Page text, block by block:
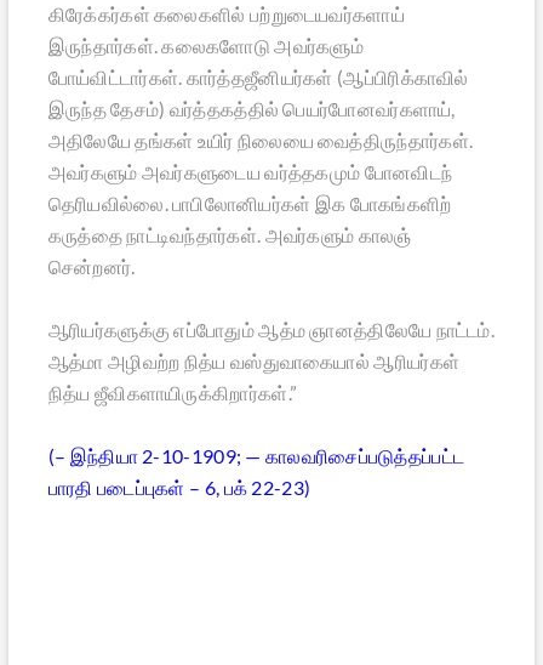
கிரேக்கர்கள் கலைகளில் பற்றுடையவர்களாய்
இருந்தார்கள். கலைகளோடு அவர்களும்
போய்விட்டார்கள். கார்த்தஜீனியர்கள் (ஆப்பிரிக்காவில்
இருந்த தேசம்) வர்த்தகத்தில் பெயர்போனவர்களாய்,
அதிலேயே தங்கள் உயிர் நிலையை வைத்திருந்தார்கள்.
அவர்களும் அவர்களுடைய வர்த்தகமும் போனவிடந்
தெரியவில்லை. பாபிலோனியர்கள் இக போகங்களிற்
கருத்தை நாட்டிவந்தார்கள். அவர்களும் காலஞ்
சென்றனர்.
ஆரியர்களுக்கு எப்போதும் ஆத்ம ஞானத்திலேயே நாட்டம்.
ஆத்மா அழிவற்ற நித்ய வஸ்துவாகையால் ஆரியர்கள்
நித்ய ஜீவிகளாயிருக்கிறார்கள்.”
(– இந்தியா 2-10-1909; — காலவரிசைப்படுத்தப்பட்ட
பாரதி படைப்புகள் – 6, பக் 22-23)